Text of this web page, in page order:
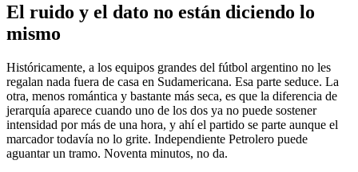
El ruido y el dato no están diciendo lo
mismo
Históricamente, a los equipos grandes del fútbol argentino no les
regalan nada fuera de casa en Sudamericana. Esa parte seduce. La
otra, menos romántica y bastante más seca, es que la diferencia de
jerarquía aparece cuando uno de los dos ya no puede sostener
intensidad por más de una hora, y ahí el partido se parte aunque el
marcador todavía no lo grite. Independiente Petrolero puede
aguantar un tramo. Noventa minutos, no da.